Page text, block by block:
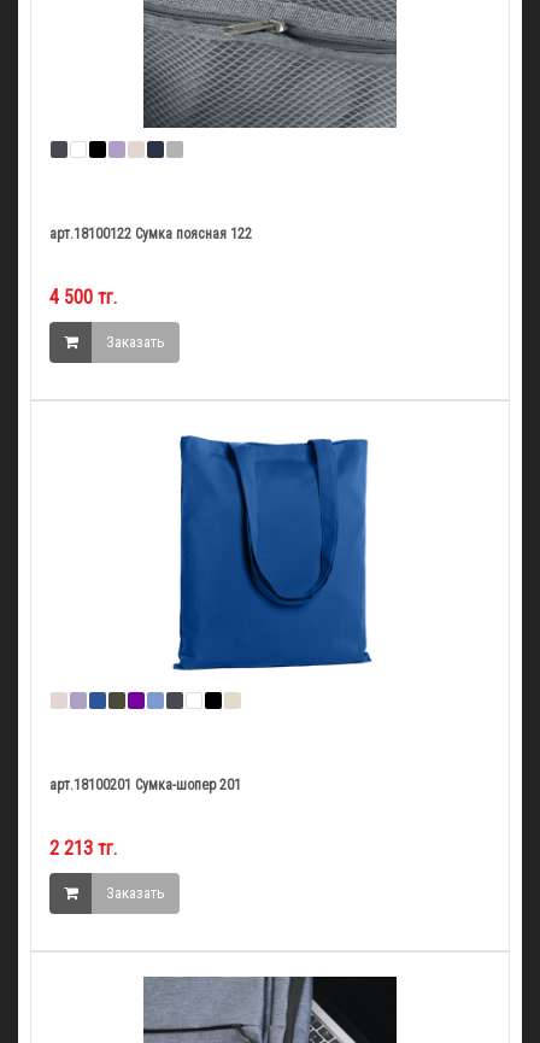
арт.18100122 Сумка поясная 122
4 500 тг.
Заказать
арт.18100201 Сумка-шопер 201
2 213 тг.
Заказать